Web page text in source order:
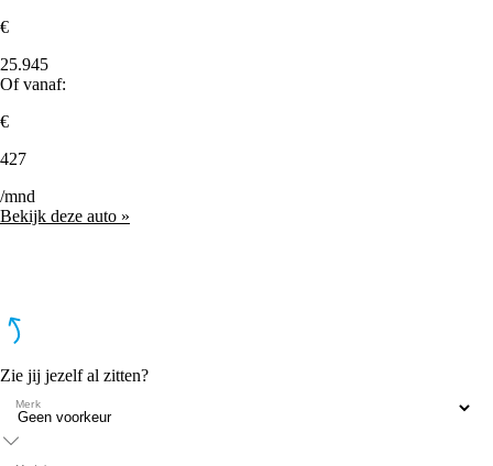
€
25.945
Of vanaf:
€
427
/mnd
Bekijk deze auto »
Zie jij jezelf al zitten?
Merk